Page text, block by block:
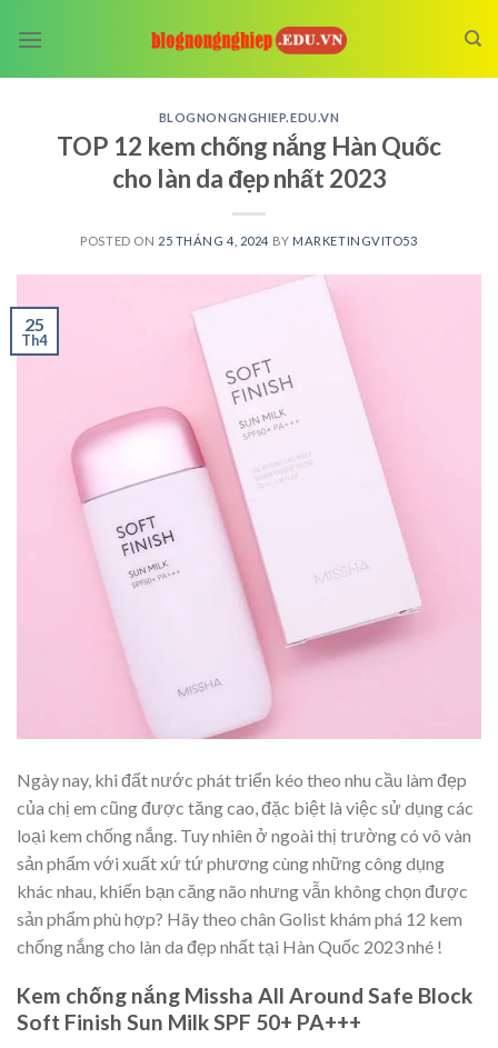
BLOGNONGNGHIEP.EDU.VN
TOP 12 kem chống nắng Hàn Quốc
cho làn da đẹp nhất 2023
POSTED ON 25 THÁNG 4, 2024 BY MARKETINGVITO53
25
Th4
Ngày nay, khi đất nước phát triển kéo theo nhu cầu làm đẹp
của chị em cũng được tăng cao, đặc biệt là việc sử dụng các
loại kem chống nắng. Tuy nhiên ở ngoài thị trường có vô vàn
sản phẩm với xuất xứ tứ phương cùng những công dụng
khác nhau, khiến bạn căng não nhưng vẫn không chọn được
sản phẩm phù hợp? Hãy theo chân Golist khám phá 12 kem
chống nắng cho làn da đẹp nhất tại Hàn Quốc 2023 nhé !
Kem chống nắng Missha All Around Safe Block
Soft Finish Sun Milk SPF 50+ PA+++